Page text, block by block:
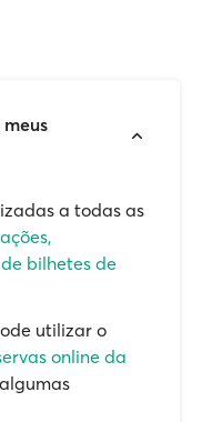
a todas as
bilhetes de
utilizar o
online da